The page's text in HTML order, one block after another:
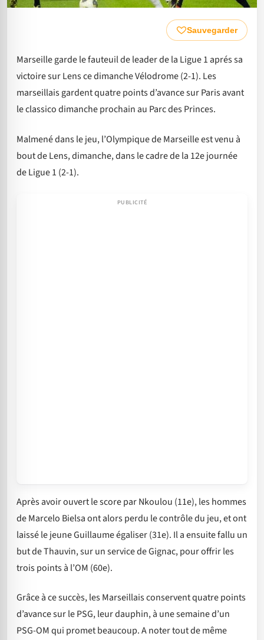
Sauvegarder
Marseille garde le fauteuil de leader de la Ligue 1 aprés sa
victoire sur Lens ce dimanche Vélodrome (2-1). Les
marseillais gardent quatre points d’avance sur Paris avant
le classico dimanche prochain au Parc des Princes.
Malmené dans le jeu, l’Olympique de Marseille est venu à
bout de Lens, dimanche, dans le cadre de la 12e journée
de Ligue 1 (2-1).
Après avoir ouvert le score par Nkoulou (11e), les hommes
de Marcelo Bielsa ont alors perdu le contrôle du jeu, et ont
laissé le jeune Guillaume égaliser (31e). Il a ensuite fallu un
but de Thauvin, sur un service de Gignac, pour offrir les
trois points à l’OM (60e).
Grâce à ce succès, les Marseillais conservent quatre points
d’avance sur le PSG, leur dauphin, à une semaine d’un
PSG-OM qui promet beaucoup. A noter tout de même